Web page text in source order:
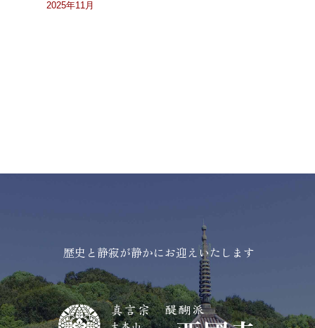
2025年11月
歴史と静寂が静かにお迎えいたします